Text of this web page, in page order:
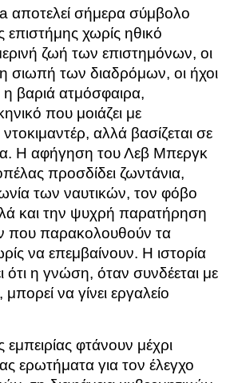
αποτελεί σήμερα σύμβολο
χωρίς ηθικό
ζωή των επιστημόνων, οι
η σιωπή των διαδρόμων, οι ήχοι
βαριά ατμόσφαιρα,
που μοιάζει με
αλλά βασίζεται σε
Η αφήγηση του Λεβ Μπεργκ
προσδίδει ζωντάνια,
των ναυτικών, τον φόβο
και την ψυχρή παρατήρηση
που παρακολουθούν τα
να επεμβαίνουν. Η ιστορία
ότι η γνώση, όταν συνδέεται με
να γίνει εργαλείο
εμπειρίας φτάνουν μέχρι
ερωτήματα για τον έλεγχο